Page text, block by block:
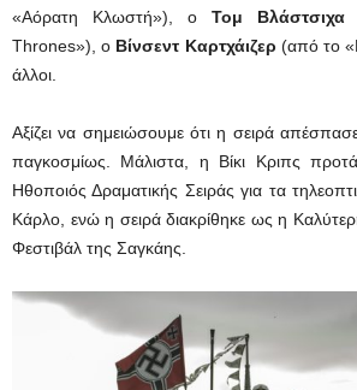
«Αόρατη Κλωστή»), ο Τομ Βλάστσιχα
Thrones»), o Bίνσεντ Καρτχάιζερ (από το
άλλοι.
Αξίζει να σημειώσουμε ότι η σειρά απέσπασε
παγκοσμίως. Μάλιστα, η Βίκι Κριπς
Ηθοποιός Δραματικής Σειράς για τα
Κάρλο, ενώ η σειρά διακρίθηκε ως η
Φεστιβάλ της Σαγκάης.